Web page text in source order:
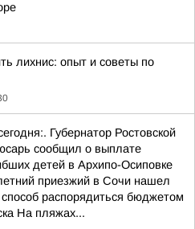
лихнис: опыт и советы по
Губернатор Ростовской
сообщил о выплате
детей в Архипо-Осиповке
приезжий в Сочи нашел
распорядиться бюджетом
На пляжах...